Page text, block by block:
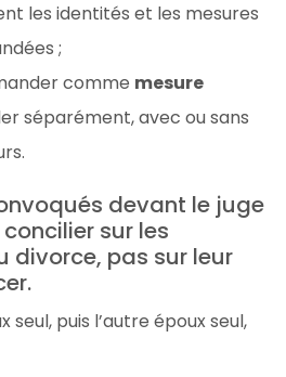
les identités et les mesures
;
comme mesure
séparément, avec ou sans
devant le juge
sur les
divorce, pas sur leur
seul, puis l’autre époux seul,